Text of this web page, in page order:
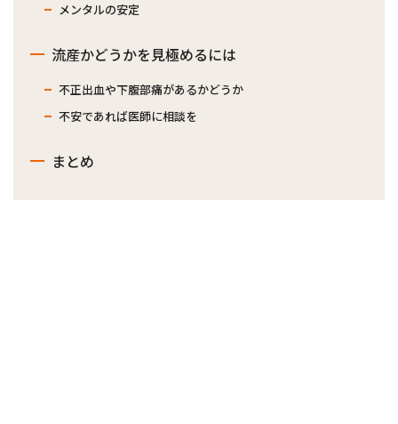
メンタルの安定
流産かどうかを見極めるには
不正出血や下腹部痛があるかどうか
不安であれば医師に相談を
まとめ